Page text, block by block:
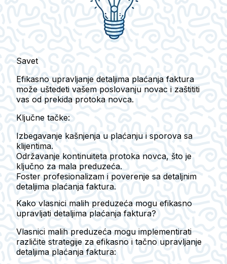
Savet
Efikasno upravljanje detaljima plaćanja faktura
može uštedeti vašem poslovanju novac i zaštititi
vas od prekida protoka novca.
Ključne tačke:
Izbegavanje kašnjenja u plaćanju i sporova sa
klijentima.
Održavanje kontinuiteta protoka novca, što je
ključno za mala preduzeća.
Foster profesionalizam i poverenje sa detaljnim
detaljima plaćanja faktura.
Kako vlasnici malih preduzeća mogu efikasno
upravljati detaljima plaćanja faktura?
Vlasnici malih preduzeća mogu implementirati
različite strategije za efikasno i tačno upravljanje
detaljima plaćanja faktura: